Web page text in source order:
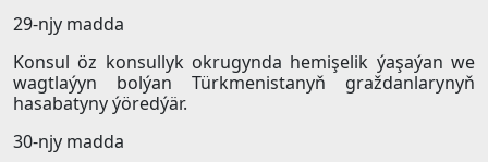
29-njy madda
Konsul öz konsullyk okrugynda hemişelik ýaşaýan we
wagtlaýyn bolýan Türkmenistanyň graždanlarynyň
hasabatyny ýöredýär.
30-njy madda